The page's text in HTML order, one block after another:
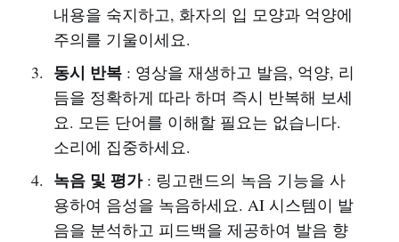
내용을 숙지하고, 화자의 입 모양과 억양에
주의를 기울이세요.
동시 반복: 영상을 재생하고 발음, 억양, 리
듬을 정확하게 따라 하며 즉시 반복해 보세
요. 모든 단어를 이해할 필요는 없습니다.
소리에 집중하세요.
녹음 및 평가: 링고랜드의 녹음 기능을 사
용하여 음성을 녹음하세요. AI 시스템이 발
음을 분석하고 피드백을 제공하여 발음 향